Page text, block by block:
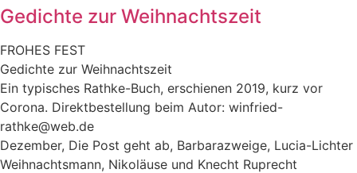
Gedichte zur Weihnachtszeit
FROHES FEST
Gedichte zur Weihnachtszeit
Ein typisches Rathke-Buch, erschienen 2019, kurz vor
Corona. Direktbestellung beim Autor: winfried-
rathke@web.de
Dezember, Die Post geht ab, Barbarazweige, Lucia-Lichter
Weihnachtsmann, Nikoläuse und Knecht Ruprecht